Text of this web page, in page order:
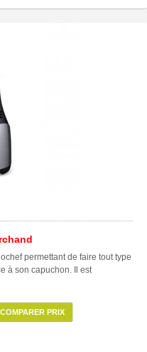
permettant de faire tout type
à son capuchon. Il est
COMPARER PRIX